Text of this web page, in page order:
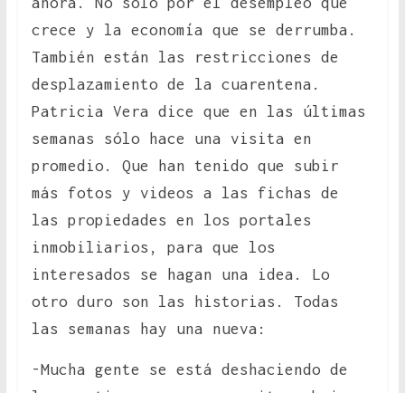
crece y la economía que se derrumba.
También están las restricciones de
desplazamiento de la cuarentena.
Patricia Vera dice que en las últimas
semanas sólo hace una visita en
promedio. Que han tenido que subir
más fotos y videos a las fichas de
las propiedades en los portales
inmobiliarios, para que los
interesados se hagan una idea. Lo
otro duro son las historias. Todas
las semanas hay una nueva:
-Mucha gente se está deshaciendo de